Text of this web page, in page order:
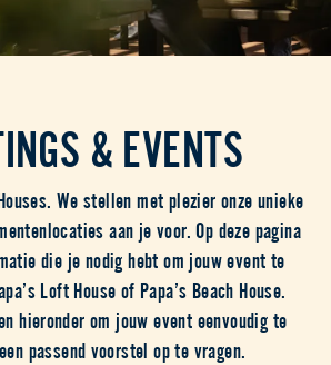
& EVENTS
We stellen met plezier onze unieke
aan je voor. Op deze pagina
die je nodig hebt om jouw event te
Loft House of Papa’s Beach House.
hieronder om jouw event eenvoudig te
passend voorstel op te vragen.